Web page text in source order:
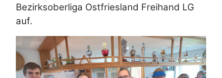
Bezirksoberliga Ostfriesland Freihand LG
auf.